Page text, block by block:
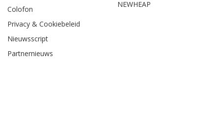
Colofon
Privacy & Cookiebeleid
Nieuwsscript
Partnernieuws
NEWHEAP